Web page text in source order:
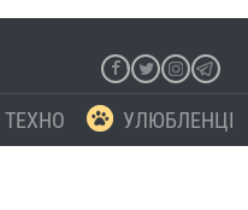
ТЕХНО УЛЮБЛЕНЦІ